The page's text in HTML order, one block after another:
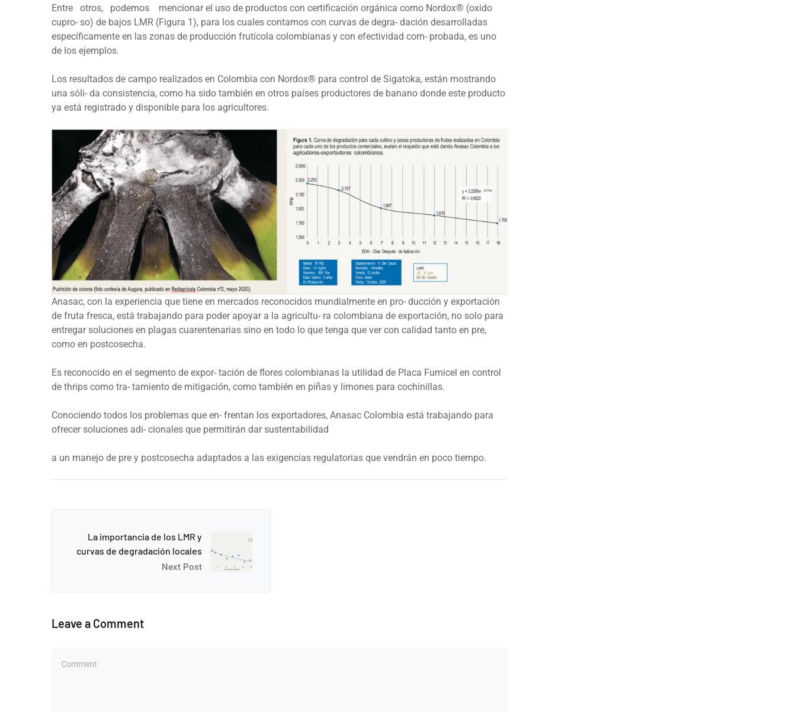
Entre otros, podemos mencionar el uso de productos con certificación orgánica como Nordox® (oxido
cupro- so) de bajos LMR (Figura 1), para los cuales contamos con curvas de degra- dación desarrolladas
específicamente en las zonas de producción frutícola colombianas y con efectividad com- probada, es uno
de los ejemplos.
Los resultados de campo realizados en Colombia con Nordox® para control de Sigatoka, están mostrando
una sóli- da consistencia, como ha sido también en otros países productores de banano donde este producto
ya está registrado y disponible para los agricultores.
Anasac, con la experiencia que tiene en mercados reconocidos mundialmente en pro- ducción y exportación
de fruta fresca, está trabajando para poder apoyar a la agricultu- ra colombiana de exportación, no solo para
entregar soluciones en plagas cuarentenarias sino en todo lo que tenga que ver con calidad tanto en pre,
como en postcosecha.
Es reconocido en el segmento de expor- tación de flores colombianas la utilidad de Placa Fumicel en control
de thrips como tra- tamiento de mitigación, como también en piñas y limones para cochinillas.
Conociendo todos los problemas que en- frentan los exportadores, Anasac Colombia está trabajando para
ofrecer soluciones adi- cionales que permitirán dar sustentabilidad
a un manejo de pre y postcosecha adaptados a las exigencias regulatorias que vendrán en poco tiempo.
La importancia de los LMR y
curvas de degradación locales
Next Post
Leave a Comment